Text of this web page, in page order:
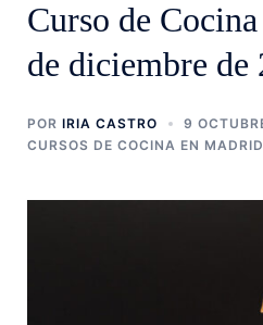
Curso de
de diciembre de
POR IRIA CASTRO
9
CURSOS DE COCINA EN MADRID